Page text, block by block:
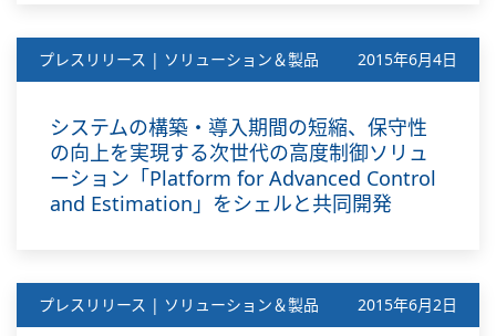
プレスリリース | ソリューション＆製品 2015年6月4日
システムの構築・導入期間の短縮、保守性
の向上を実現する次世代の高度制御ソリュ
ーション「Platform for Advanced Control
and Estimation」をシェルと共同開発
プレスリリース | ソリューション＆製品 2015年6月2日